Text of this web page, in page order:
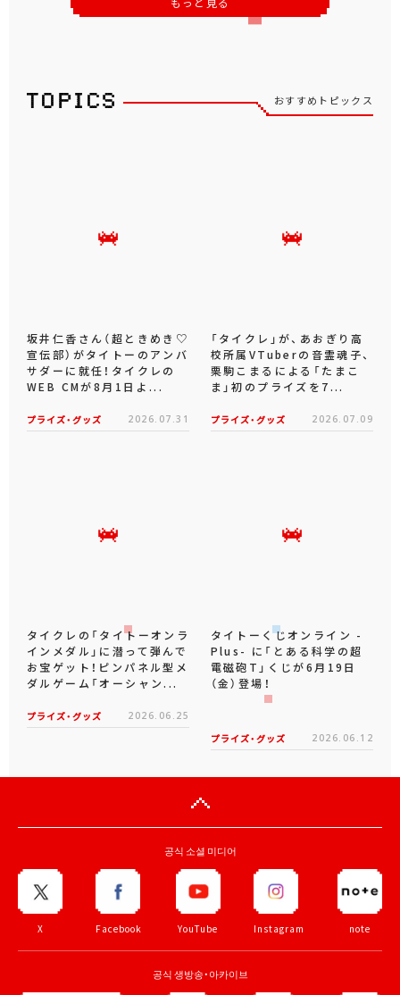
おすすめトピックス
坂井仁香さん（超ときめき♡
宣伝部）がタイトーのアンバ
サダーに就任！タイクレの
WEB CMが8月1日よ...
プライズ・グッズ 2026.07.31
「タイクレ」が、あおぎり高
校所属VTuberの音霊魂子、
栗駒こまるによる「たまこ
ま」初のプライズを7...
プライズ・グッズ 2026.07.09
タイクレの「タイトーオンラ
インメダル」に潜って弾んで
お宝ゲット！ピンパネル型メ
ダルゲーム「オーシャン...
プライズ・グッズ 2026.06.25
タイトーくじオンライン -
Plus- に「とある科学の超
電磁砲T」くじが6月19日
（金）登場！
プライズ・グッズ 2026.06.12
공식 소셜 미디어
X Facebook YouTube Instagram note
공식 생방송・아카이브